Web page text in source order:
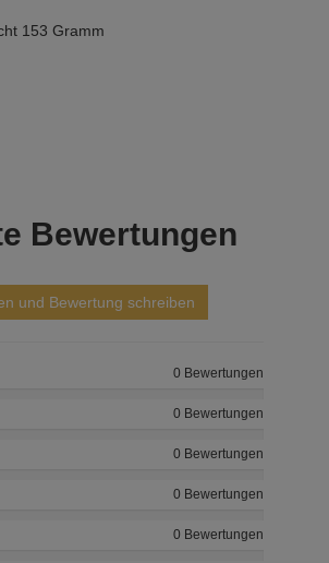
153 Gramm
Bewertungen
und Bewertung schreiben
0 Bewertungen
0 Bewertungen
0 Bewertungen
0 Bewertungen
0 Bewertungen